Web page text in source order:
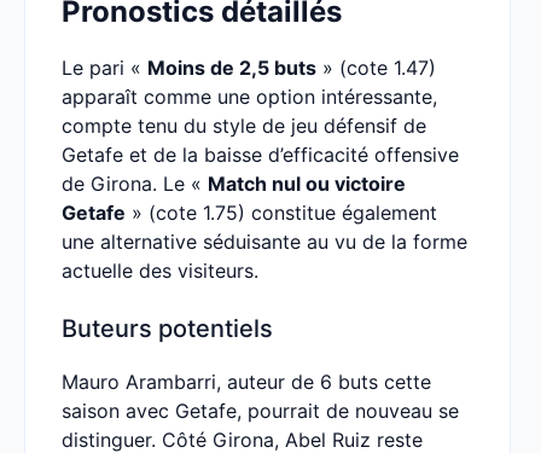
Pronostics détaillés
Le pari « Moins de 2,5 buts » (cote 1.47)
apparaît comme une option intéressante,
compte tenu du style de jeu défensif de
Getafe et de la baisse d’efficacité offensive
de Girona. Le « Match nul ou victoire
Getafe » (cote 1.75) constitue également
une alternative séduisante au vu de la forme
actuelle des visiteurs.
Buteurs potentiels
Mauro Arambarri, auteur de 6 buts cette
saison avec Getafe, pourrait de nouveau se
distinguer. Côté Girona, Abel Ruiz reste